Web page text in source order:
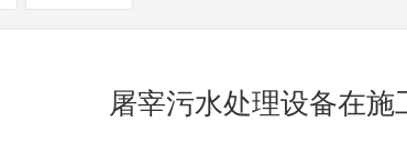
屠宰污水处理设备在施